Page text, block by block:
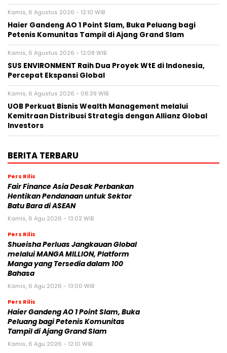
Kamis, 6 Agustus 2026 - 12:10 WIB
Haier Gandeng AO 1 Point Slam, Buka Peluang bagi
Petenis Komunitas Tampil di Ajang Grand Slam
Kamis, 6 Agustus 2026 - 12:08 WIB
SUS ENVIRONMENT Raih Dua Proyek WtE di Indonesia,
Percepat Ekspansi Global
Kamis, 6 Agustus 2026 - 06:39 WIB
UOB Perkuat Bisnis Wealth Management melalui
Kemitraan Distribusi Strategis dengan Allianz Global
Investors
BERITA TERBARU
Pers Rilis
Fair Finance Asia Desak Perbankan
Hentikan Pendanaan untuk Sektor
Batu Bara di ASEAN
Kamis, 6 Agu 2026 - 13:02 WIB
Pers Rilis
Shueisha Perluas Jangkauan Global
melalui MANGA MILLION, Platform
Manga yang Tersedia dalam 100
Bahasa
Kamis, 6 Agu 2026 - 13:00 WIB
Pers Rilis
Haier Gandeng AO 1 Point Slam, Buka
Peluang bagi Petenis Komunitas
Tampil di Ajang Grand Slam
Kamis, 6 Agu 2026 - 12:10 WIB